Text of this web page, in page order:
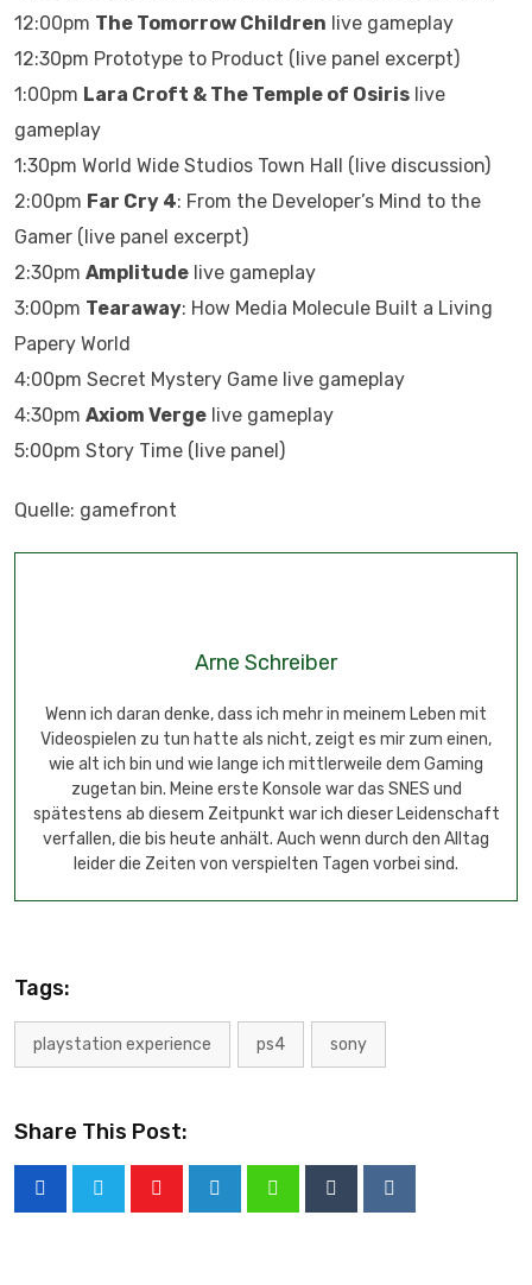
12:00pm The Tomorrow Children live gameplay
12:30pm Prototype to Product (live panel excerpt)
1:00pm Lara Croft & The Temple of Osiris live
gameplay
1:30pm World Wide Studios Town Hall (live discussion)
2:00pm Far Cry 4: From the Developer’s Mind to the
Gamer (live panel excerpt)
2:30pm Amplitude live gameplay
3:00pm Tearaway: How Media Molecule Built a Living
Papery World
4:00pm Secret Mystery Game live gameplay
4:30pm Axiom Verge live gameplay
5:00pm Story Time (live panel)
Quelle: gamefront
Arne Schreiber
Wenn ich daran denke, dass ich mehr in meinem Leben mit
Videospielen zu tun hatte als nicht, zeigt es mir zum einen,
wie alt ich bin und wie lange ich mittlerweile dem Gaming
zugetan bin. Meine erste Konsole war das SNES und
spätestens ab diesem Zeitpunkt war ich dieser Leidenschaft
verfallen, die bis heute anhält. Auch wenn durch den Alltag
leider die Zeiten von verspielten Tagen vorbei sind.
Tags:
playstation experience ps4 sony
Share This Post: